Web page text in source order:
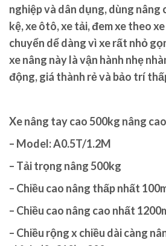
nghiệp và dân dụng, dùng nâng
kệ, xe ôtô, xe tải, đem xe theo
chuyển dể dàng vì xe rất nhỏ
xe nâng này là vận hành nhẹ
động, giá thành rẻ và bảo trí
Xe nâng tay cao 500kg nâng
– Model: A0.5T/1.2M
– Tải trọng nâng 500kg
– Chiều cao nâng thấp nhất
– Chiều cao nâng cao nhất
– Chiều rộng x chiều dài càng